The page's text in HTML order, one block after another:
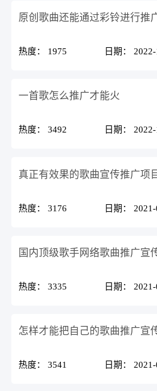
原创歌曲还能通过彩铃进行推
热度： 1975 日期：
一首歌怎么推广才能火
热度： 3492 日期：
真正有效果的歌曲宣传推广项
热度： 3176 日期：
国内顶级歌手网络歌曲推广宣
热度： 3335 日期：
怎样才能把自己的歌曲推广宣
热度： 3541 日期：